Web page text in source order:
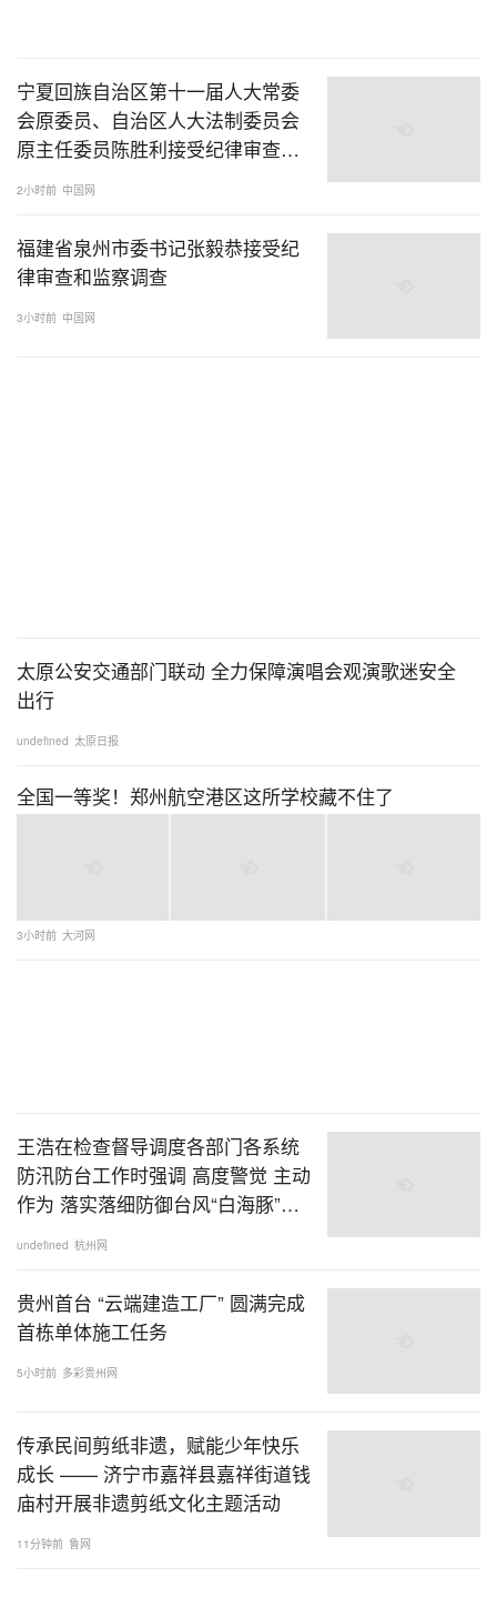
宁夏回族自治区第十一届人大常委
会原委员、自治区人大法制委员会
原主任委员陈胜利接受纪律审查和
2小时前 中国网
福建省泉州市委书记张毅恭接受纪
律审查和监察调查
3小时前 中国网
太原公安交通部门联动 全力保障演唱会观演歌迷安全
出行
undefined 太原日报
全国一等奖！郑州航空港区这所学校藏不住了
3小时前 大河网
王浩在检查督导调度各部门各系统
防汛防台工作时强调 高度警觉 主动
作为 落实落细防御台风“白海豚”各
undefined 杭州网
贵州首台 “云端建造工厂” 圆满完成
首栋单体施工任务
5小时前 多彩贵州网
传承民间剪纸非遗，赋能少年快乐
成长 —— 济宁市嘉祥县嘉祥街道钱
庙村开展非遗剪纸文化主题活动
11分钟前 鲁网